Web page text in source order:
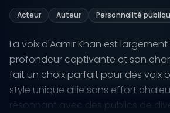
Acteur Auteur Personnalité
La voix d'Aamir Khan est
profondeur captivante et son
fait un choix parfait pour des voix
style unique allie sans effort
résonnant avec des publics de